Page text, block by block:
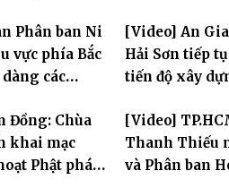
đăng đàn cầu
Phân ban Ni
vực phía Bắc
các
[Video] An
Hải Sơn tiếp
tiến độ xây
Âm
Đồng: Chùa
khai mạc
Phật pháp
[Video]
Thanh Thiếu
và Phân ban